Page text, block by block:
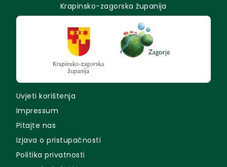
Krapinsko-zagorska županija
Uvjeti korištenja
Impressum
Pitajte nas
Izjava o pristupačnosti
Politika privatnosti